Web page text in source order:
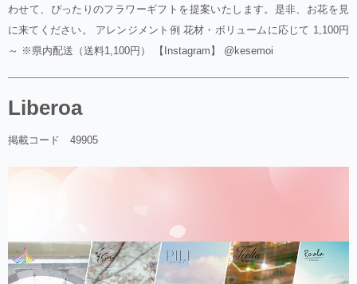
わせて、ぴったりのフラワーギフトを提案いたします。是非、お花を見
に来てください。 アレンジメント例 花材・ボリュームに応じて 1,100円
～ ※県内配送（送料1,100円） 【Instagram】 @kesemoi
Liberoa
掲載コード 49905